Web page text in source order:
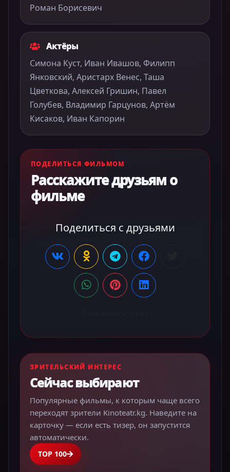
Роман Борисевич
Актёры
Симона Куст, Иван Ивашов, Филипп
Янковский, Аристарх Венес, Таша
Цветкова, Алексей Гришин, Павел
Голубев, Владимир Гарцунов, Артём
Кисаков, Иван Капорин
ПОДЕЛИТЬСЯ ФИЛЬМОМ
Расскажите друзьям о
фильме
Поделиться с друзьями
ЗРИТЕЛЬСКИЙ ИНТЕРЕС
Сейчас выбирают
Популярные фильмы, к которым чаще всего
переходят зрители Kinoteatr.kg. Наведите на
карточку — если есть тизер, он запустится
автоматически.
TOP 100